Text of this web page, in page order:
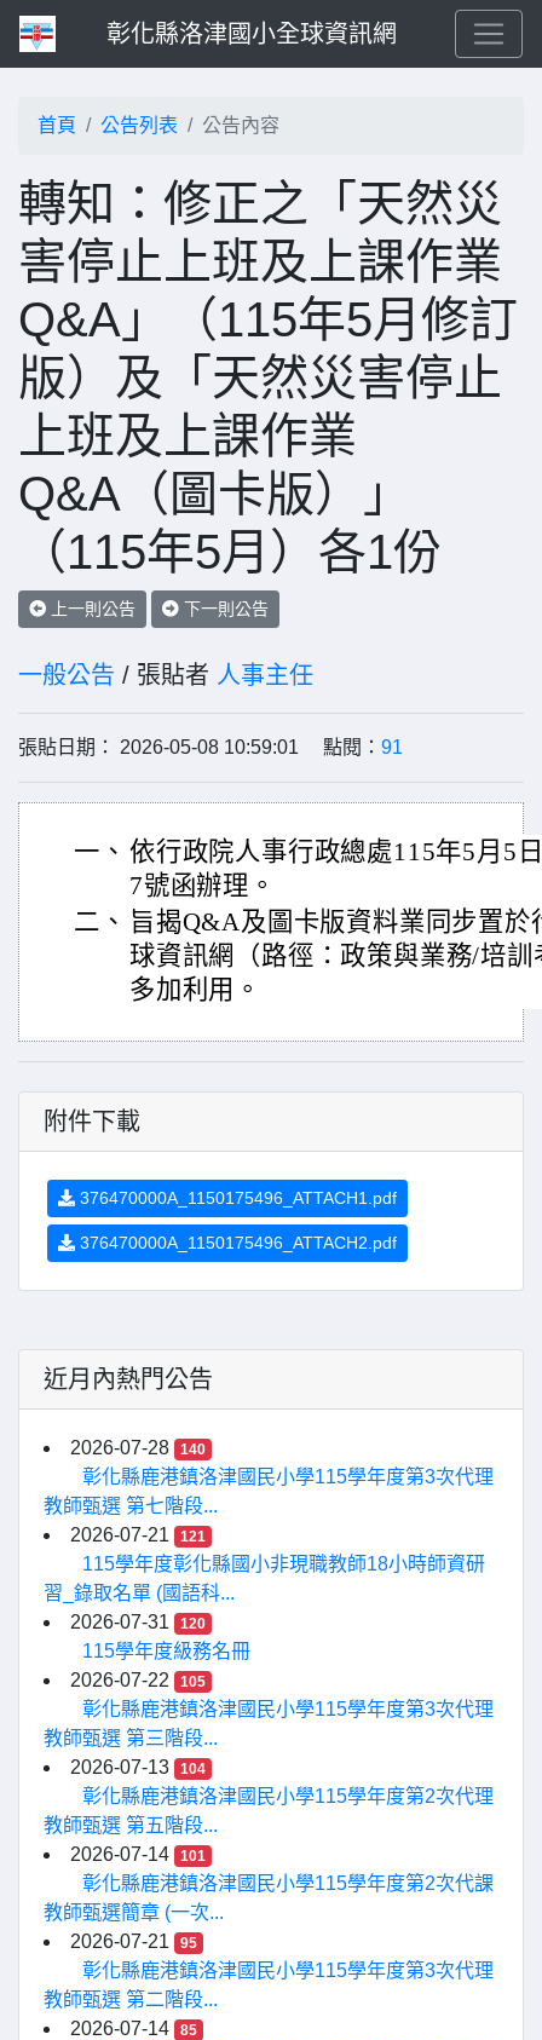
彰化縣洛津國小全球資訊網
首頁 公告列表 公告內容
轉知：修正之「天然災
害停止上班及上課作業
Q&A」（115年5月修訂
版）及「天然災害停止
上班及上課作業
Q&A（圖卡版）」
（115年5月）各1份
上一則公告 下一則公告
一般公告 / 張貼者 人事主任
張貼日期： 2026-05-08 10:59:01 點閱： 91
一、 依行政院人事行政總處115年5月5
7號函辦理。
二、 旨揭Q&A及圖卡版資料業同步置於
球資訊網（路徑：政策與業務/培
多加利用。
附件下載
376470000A_1150175496_ATTACH1.pdf
376470000A_1150175496_ATTACH2.pdf
近月內熱門公告
2026-07-28 140
彰化縣鹿港鎮洛津國民小學115學年度第3次代理
教師甄選 第七階段...
2026-07-21
121
115學年度彰化縣國小非現職教師18小時師資研
習_錄取名單 (國語科...
2026-07-31
120
115學年度級務名冊
2026-07-22
105
彰化縣鹿港鎮洛津國民小學115學年度第3次代理
教師甄選 第三階段...
2026-07-13
104
彰化縣鹿港鎮洛津國民小學115學年度第2次代理
教師甄選 第五階段...
2026-07-14
101
彰化縣鹿港鎮洛津國民小學115學年度第2次代課
教師甄選簡章 (一次...
2026-07-21
95
彰化縣鹿港鎮洛津國民小學115學年度第3次代理
教師甄選 第二階段...
2026-07-14
85